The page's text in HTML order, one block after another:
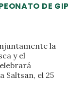
DE
la
y el
el 25